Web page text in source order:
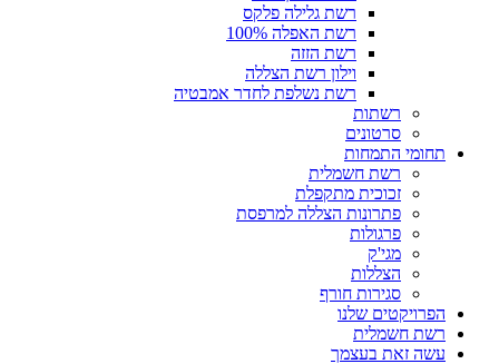
רשת גלילה פלקס
רשת האפלה 100%
רשת הזזה
וילון רשת הצללה
רשת נשלפת לחדר אמבטיה
רשתות
סרטונים
תחומי התמחות
רשת חשמלית
זכוכית מתקפלת
פתרונות הצללה למרפסת
פרגולות
מגי'ק
הצללות
סגירות חורף
הפרויקטים שלנו
רשת חשמלית
עשה זאת בעצמך